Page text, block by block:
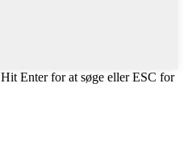
Hit Enter for at søge eller ESC for